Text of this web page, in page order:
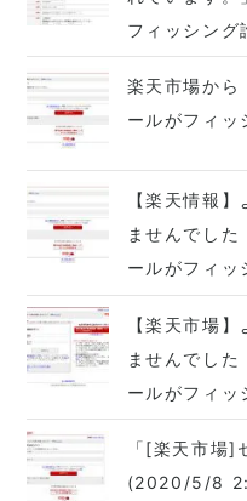
フィッシング
楽天市場から
ールがフィッ
【楽天情報
ませんでした
ールがフィッ
【楽天市場
ませんでした
ールがフィッ
「[楽天市場]
(2020/5/8